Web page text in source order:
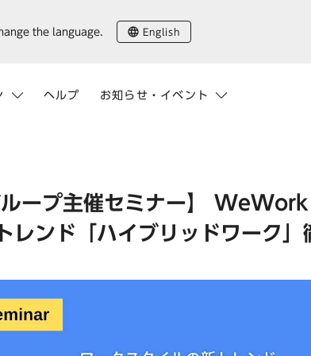
ヘルプ お知らせ・イベント
the language. English
ープ主催セミナー】
レンド「ハイブリッドワーク」